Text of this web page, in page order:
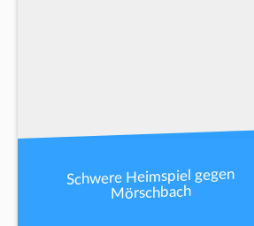
Schwere Heimspiel gegen
Mörschbach